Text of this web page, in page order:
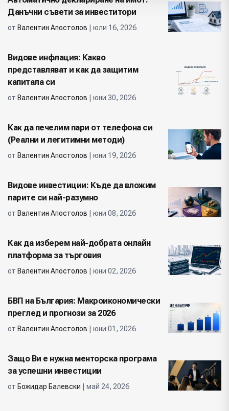
Данъчни съвети за инвеститори
от Валентин Апостолов | юли 16, 2026
Видове инфлация: Какво
представляват и как да защитим
капитала си
от Валентин Апостолов | юни 30, 2026
Как да печелим пари от телефона си
(Реални и легитимни методи)
от Валентин Апостолов | юни 19, 2026
Видове инвестиции: Къде да вложим
парите си най-разумно
от Валентин Апостолов | юни 08, 2026
Как да изберем най-добрата онлайн
платформа за търговия
от Валентин Апостолов | юни 02, 2026
БВП на България: Макроикономически
преглед и прогнози за 2026
от Валентин Апостолов | юни 01, 2026
Защо Ви е нужна менторска програма
за успешни инвестиции
от Божидар Балевски | май 24, 2026